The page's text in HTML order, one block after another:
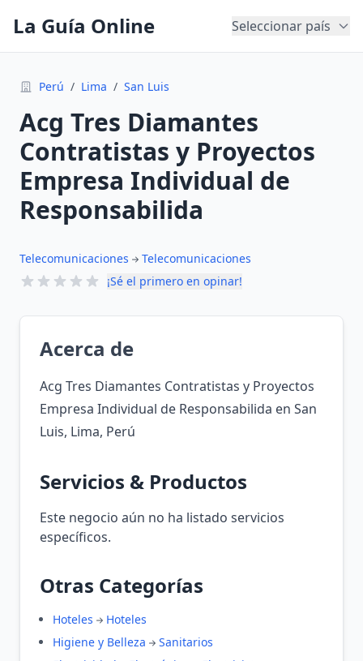
La Guía Online Seleccionar país
Perú / Lima / San Luis
Acg Tres Diamantes
Contratistas y Proyectos
Empresa Individual de
Responsabilida
Telecomunicaciones
Telecomunicaciones
¡Sé el primero en opinar!
Acerca de
Acg Tres Diamantes Contratistas y Proyectos
Empresa Individual de Responsabilida en San
Luis, Lima, Perú
Servicios & Productos
Este negocio aún no ha listado servicios
específicos.
Otras Categorías
Hoteles
Hoteles
Higiene y Belleza
Sanitarios